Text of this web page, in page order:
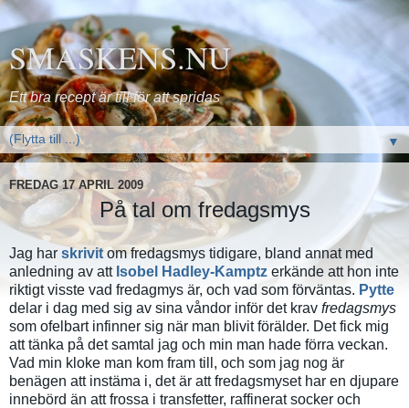
SMASKENS.NU
Ett bra recept är till för att spridas
▼
FREDAG 17 APRIL 2009
På tal om fredagsmys
Jag har skrivitom fredagsmys tidigare, bland annat med
anledning av att Isobel Hadley-Kamptz erkände att hon inte
riktigt visste vad fredagmys är, och vad som förväntas. Pytte
delar i dag med sig av sina våndor inför det krav fredagsmys
som ofelbart infinner sig när man blivit förälder. Det fick mig
att tänka på det samtal jag och min man hade förra veckan.
Vad min kloke man kom fram till, och som jag nog är
benägen att instäma i, det är att fredagsmyset har en djupare
innebörd än att frossa i transfetter, raffinerat socker och